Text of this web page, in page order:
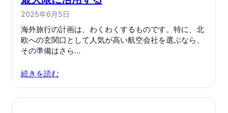
2025年6月5日
海外旅行の計画は、わくわくするものです。特に、北
欧への玄関口として人気が高い航空会社を選ぶなら、
その準備はさら…
続きを読む